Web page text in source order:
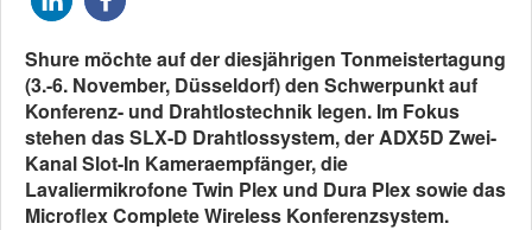
Shure möchte auf der diesjährigen Tonmeistertagung
(3.-6. November, Düsseldorf) den Schwerpunkt auf
Konferenz- und Drahtlostechnik legen. Im Fokus
stehen das SLX-D Drahtlossystem, der ADX5D Zwei-
Kanal Slot-In Kameraempfänger, die
Lavaliermikrofone Twin Plex und Dura Plex sowie das
Microflex Complete Wireless Konferenzsystem.